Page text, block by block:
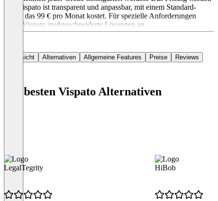
von Vispato ist transparent und anpassbar, mit einem Standard-
Paket, das 99 € pro Monat kostet. Für spezielle Anforderungen
bietet Vispato maßgeschneiderte Lösungen an.
Übersicht Alternativen Allgemeine Features Preise Reviews
Die besten Vispato Alternativen
LegalTegrity HiBob